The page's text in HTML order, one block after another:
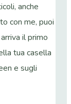
anche
con me, puoi
il primo
tua casella
e sugli